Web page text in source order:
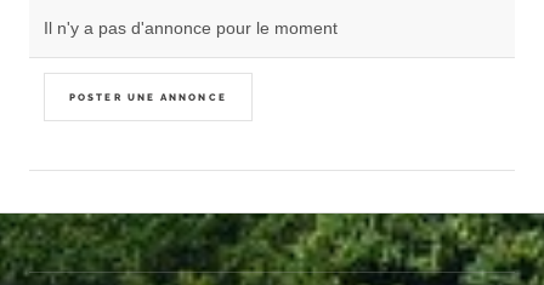
Il n'y a pas d'annonce pour le moment
POSTER UNE ANNONCE